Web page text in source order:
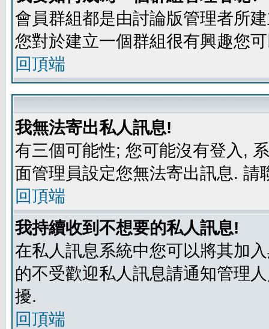
會員群組都是由討論版管理者所
您對於建立一個群組很有興趣您
回頂端
我無法寄出私人訊息!
有三個可能性; 您可能沒有登入,
面管理員設定您無法寄出訊息. 請
回頂端
我持續收到不想要的私人訊息!
在私人訊息系統中您可以將其加
的不受歡迎私人訊息請通知管理
擾.
回頂端